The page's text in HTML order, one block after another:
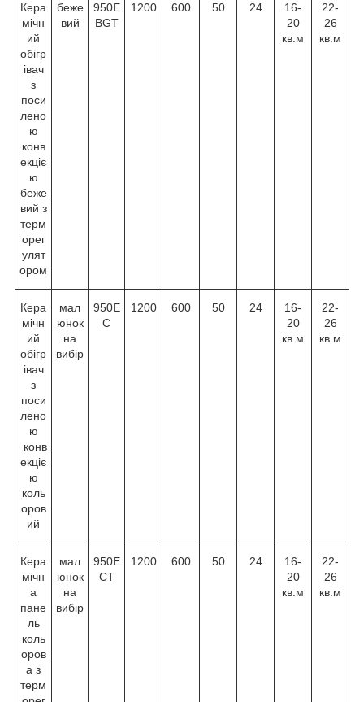
Кера
мічн
ий
обігр
івач
з
поси
лено
ю
конв
екціє
ю
беже
вий з
терм
орег
улят
ором
беже
вий
950E
BGT
1200 600 50 24
16-
20
кв.м
22-
26
кв.м
Кера
мічн
ий
обігр
івач
з
поси
лено
ю
конв
екціє
ю
коль
оров
ий
мал
юнок
на
вибір
950E
C
1200 600 50 24
16-
20
кв.м
22-
26
кв.м
Кера
мічн
а
пане
ль
коль
оров
а з
терм
мал
юнок
на
вибір
950E
CT
1200 600 50 24
16-
20
кв.м
22-
26
кв.м